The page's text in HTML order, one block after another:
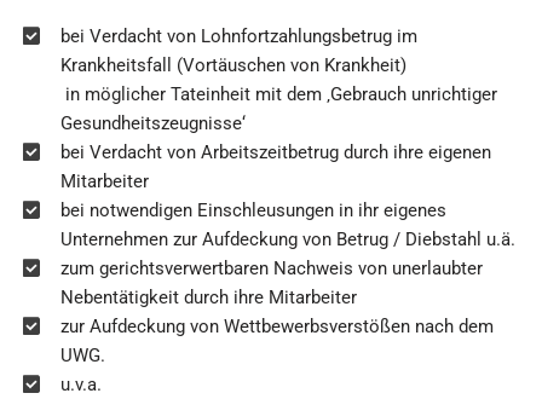
bei Verdacht von Lohnfortzahlungsbetrug im
Krankheitsfall (Vortäuschen von Krankheit)
in möglicher Tateinheit mit dem ‚Gebrauch unrichtiger
Gesundheitszeugnisse‘
bei Verdacht von Arbeitszeitbetrug durch ihre eigenen
Mitarbeiter
bei notwendigen Einschleusungen in ihr eigenes
Unternehmen zur Aufdeckung von Betrug / Diebstahl u.ä.
zum gerichtsverwertbaren Nachweis von unerlaubter
Nebentätigkeit durch ihre Mitarbeiter
zur Aufdeckung von Wettbewerbsverstößen nach dem
UWG.
u.v.a.